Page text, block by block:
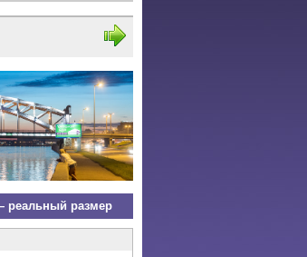
реальный размер